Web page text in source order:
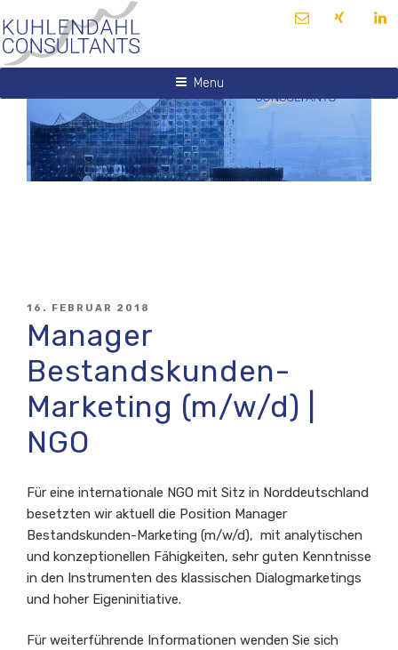
to
content
CONSULTANTS
Menu
E-
Xing
POSTED
ON
16. FEBRUAR 2018
Manager
Bestandskunden-
Marketing (m/w/d) |
NGO
Für eine internationale NGO mit Sitz in Norddeutschland
besetzten wir aktuell die Position Manager
Bestandskunden-Marketing (m/w/d), mit analytischen
und konzeptionellen Fähigkeiten, sehr guten Kenntnisse
in den Instrumenten des klassischen Dialogmarketings
und hoher Eigeninitiative.
Für weiterführende Informationen wenden Sie sich